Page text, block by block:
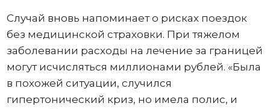
Случай вновь напоминает о рисках поездок
без медицинской страховки. При тяжелом
заболевании расходы на лечение за границей
могут исчисляться миллионами рублей. «Была
в похожей ситуации, случился
гипертонический криз, но имела полис, и